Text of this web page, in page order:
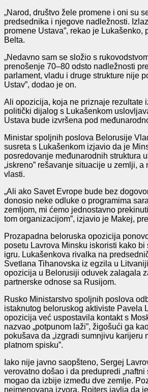
„Narod, društvo žele promene i oni su
predsednika i njegove nadležnosti.
promene Ustava”, rekao je Lukašenko,
Belta.
„Nedavno sam se složio s
prenošenje 70–80 odsto nadležnosti
parlament, vladu i druge strukture nije
Ustav”, dodao je on.
Ali opozicija, koja ne priznaje rezultate
politički dijalog s Lukašenkom
Ustava bude izvršena pod
Ministar spoljnih poslova Belorusije
susreta s Lukašenkom izjavio da je
posredovanje međunarodnih struktura
„iskreno” rešavanje situacije u zemlji, a
vlasti.
„Ali ako Savet Evrope bude bez
donosio neke odluke o programima
zemljom, mi ćemo jednostavno
tom organizacijom”, izjavio je Makej,
Prozapadna beloruska opozicija
posetu Lavrova Minsku iskoristi kako
igru. Lukašenkova rivalka na
Svetlana Tihanovska iz egzila u
opozicija u Belorusiji oduvek zalagala
partnerske odnose sa Rusijom.
Rusko Ministarstvo spoljnih poslova
istaknutog beloruskog aktiviste Pavela
opozicija već uspostavila kontakt s
nazvao „potpunom laži”, žigošući ga
pokušava da „izgradi sumnjivu karijeru
platnom spisku”.
Iako nije javno saopšteno, Sergej
verovatno došao i da predupredi „naftni
mogao da izbije između dve zemlje.
neimenovana izvora, Rojters javlja da